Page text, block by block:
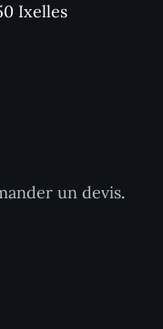
Ixelles
un devis.